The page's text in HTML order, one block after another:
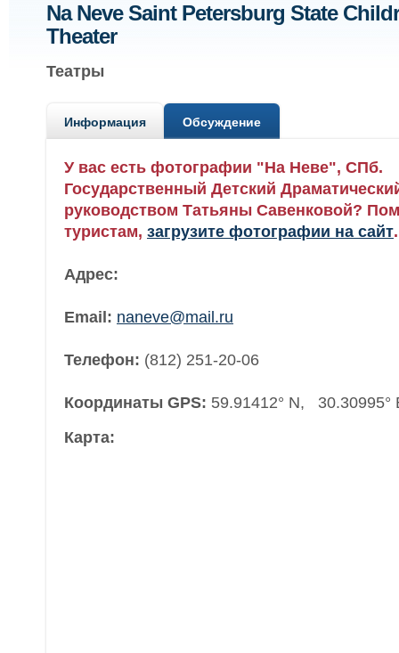
Na Neve Saint Petersburg State
Theater
Театры
Информация Обсуждение
У вас есть фотографии "На Неве", СПб.
Государственный Детский
руководством Татьяны Савенковой?
туристам, загрузите фотографии на сайт.
Адрес:
Email: naneve@mail.ru
Телефон: (812) 251-20-06
Координаты GPS: 59.91412° N, 30.30995°
Карта: